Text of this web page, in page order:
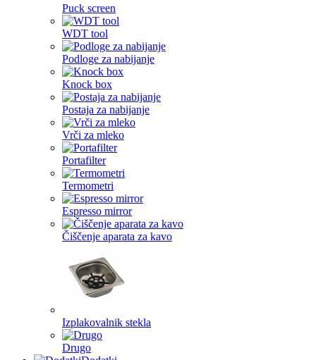
Puck screen
WDT tool
Podloge za nabijanje
Knock box
Postaja za nabijanje
Vrči za mleko
Portafilter
Termometri
Espresso mirror
Čiščenje aparata za kavo
Izplakovalnik stekla
Drugo